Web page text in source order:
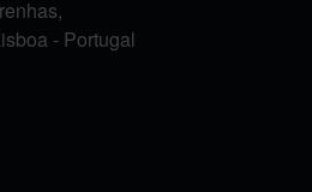
- Portugal